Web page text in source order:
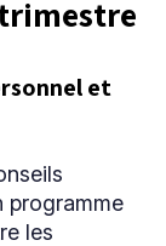
et
programme
les